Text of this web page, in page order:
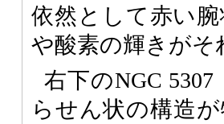
依然として赤い
や酸素の輝きが
右下のNGC
らせん状の構造